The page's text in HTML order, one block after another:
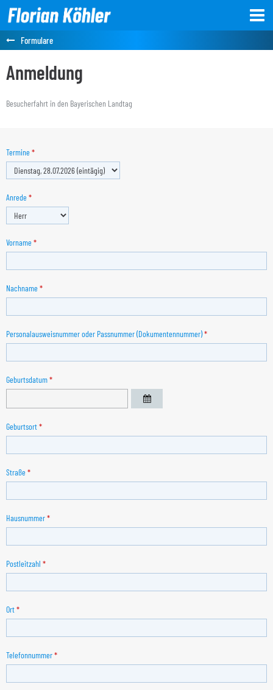
Formulare
Anmeldung
Besucherfahrt in den Bayerischen Landtag
Termine *
Anrede *
Vorname *
Nachname *
Personalausweisnummer oder Passnummer (Dokumentennummer)*
Geburtsdatum*
Geburtsort*
Straße *
Hausnummer*
Postleitzahl *
Ort*
Telefonnummer*